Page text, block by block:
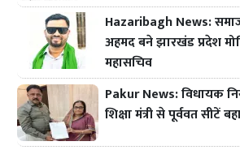
Hazaribagh News:
अहमद बने झारखंड प्रदेश
महासचिव
Pakur News: विधायक
शिक्षा मंत्री से पूर्ववत सीटें